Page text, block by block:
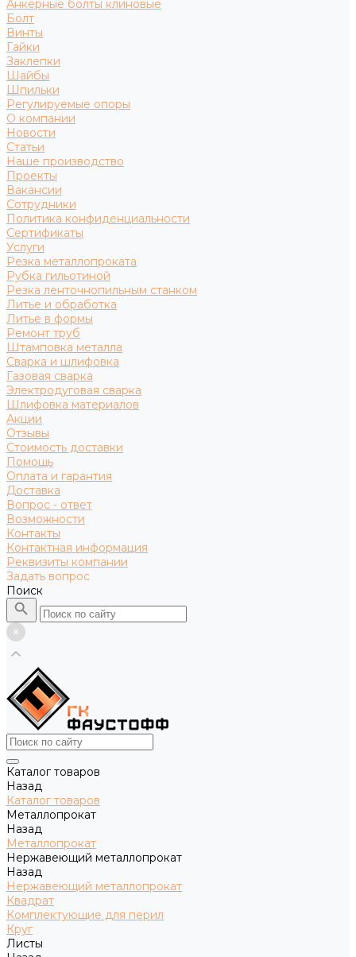
Анкерные болты клиновые
Болт
Винты
Гайки
Заклепки
Шайбы
Шпильки
Регулируемые опоры
О компании
Новости
Статьи
Наше производство
Проекты
Вакансии
Сотрудники
Политика конфиденциальности
Сертификаты
Услуги
Резка металлопроката
Рубка гильотиной
Резка ленточнопильным станком
Литье и обработка
Литье в формы
Ремонт труб
Штамповка металла
Сварка и шлифовка
Газовая сварка
Электродуговая сварка
Шлифовка материалов
Акции
Отзывы
Стоимость доставки
Помощь
Оплата и гарантия
Доставка
Вопрос - ответ
Возможности
Контакты
Контактная информация
Реквизиты компании
Задать вопрос
Поиск
Каталог товаров
Назад
Каталог товаров
Металлопрокат
Назад
Металлопрокат
Нержавеющий металлопрокат
Назад
Нержавеющий металлопрокат
Квадрат
Комплектующие для перил
Круг
Листы